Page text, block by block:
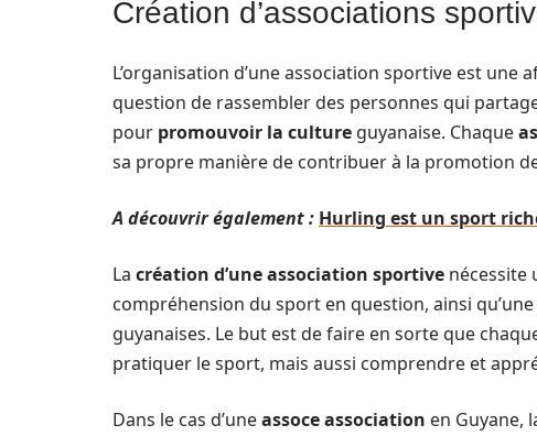
Création d’associations
L’organisation d’une association sportive est une
question de rassembler des personnes qui
pour promouvoir la culture guyanaise. Chaque
sa propre manière de contribuer à la promotion
A découvrir également : Hurling est un sport
La création d’une association sportive nécessite
compréhension du sport en question, ainsi
guyanaises. Le but est de faire en sorte que
pratiquer le sport, mais aussi comprendre et
Dans le cas d’uneassoce association en Guyane,